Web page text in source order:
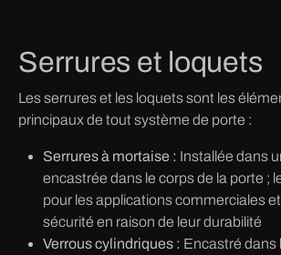
Serrures et loquets
Les serrures et les loquets sont les
principaux de tout système de porte :
Serrures à mortaise : Installée dans
encastrée dans le corps de la porte ;
pour les applications commerciales
sécurité en raison de leur durabilité
Verrous cylindriques : Encastré dans